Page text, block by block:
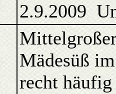
2.9.2009
Mädesüß
recht